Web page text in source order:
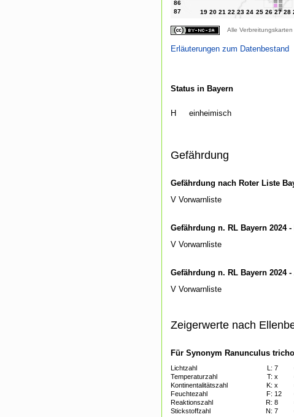
Alle
Erläuterungen zum Datenbestand
Status in Bayern
H einheimisch
Gefährdung
Gefährdung nach Roter Liste
V Vorwarnliste
Gefährdung n. RL Bayern 2024
V Vorwarnliste
Gefährdung n. RL Bayern 2024
V Vorwarnliste
Zeigerwerte nach
Für Synonym Ranunculus
Lichtzahl L: 7
Temperaturzahl
T: x
Kontinentalitätszahl
K: x
Feuchtezahl
F: 12
Reaktionszahl
R: 8
Stickstoffzahl
N: 7